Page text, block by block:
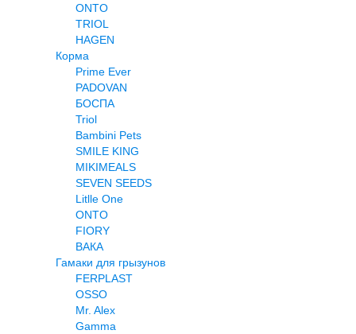
ONTO
TRIOL
HAGEN
Корма
Prime Ever
PADOVAN
БОСПА
Triol
Bambini Pets
SMILE KING
MIKIMEALS
SEVEN SEEDS
Litlle One
ONTO
FIORY
ВАКА
Гамаки для грызунов
FERPLAST
OSSO
Mr. Alex
Gamma